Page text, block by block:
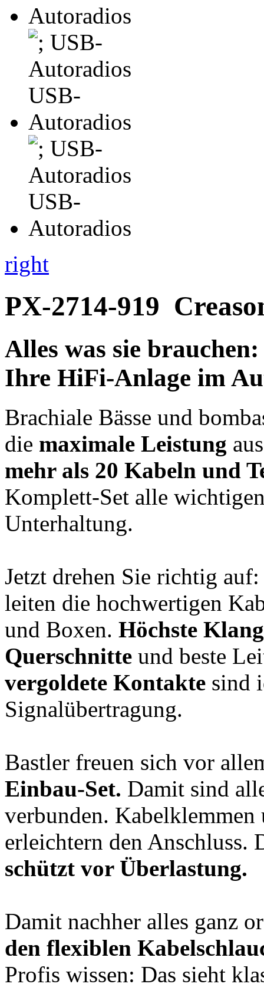
right
PX-2714-919
Alles was sie
Ihre HiFi-Anlage im
Brachiale Bässe und
die maximale Leistung
mehr als 20 Kabeln und
Komplett-Set alle
Unterhaltung.
Jetzt drehen Sie richtig
leiten die hochwertigen
und Boxen. Höchste
Querschnitte und beste
vergoldete Kontakte sind
Signalübertragung.
Bastler freuen sich vor
Einbau-Set. Damit sind
verbunden.
erleichtern den Anschluss.
schützt vor Überlastung.
Damit nachher alles ganz
den flexiblen
Profis wissen: Das sieht